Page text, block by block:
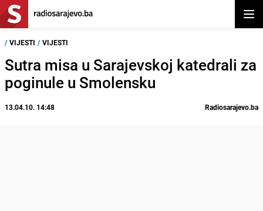
/ VIJESTI / VIJESTI
Sutra misa u Sarajevskoj katedrali za
poginule u Smolensku
13.04.10. 14:48 Radiosarajevo.ba